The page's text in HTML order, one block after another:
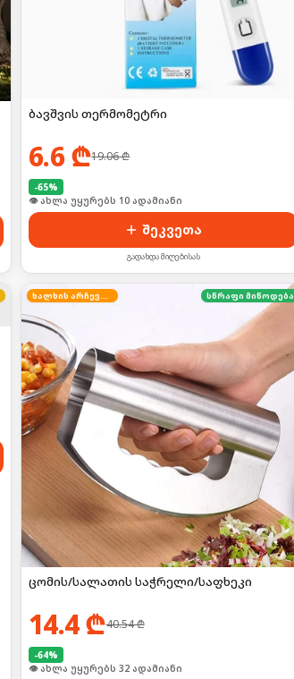
ბავშვის თერმომეტრი
6.6₾19.06₾
-65%
🛒 ბოლო 24სთ-ში იყიდა 13-მა
შეკვეთა
გადახდა მიღებისას
ხალხის არჩევანი სწრაფი მიწოდება
ცომის/სალათის საჭრელი/საფხეკი
14.4₾40.54₾
-64%
🛒 ბოლო 24სთ-ში იყიდა 43-მა